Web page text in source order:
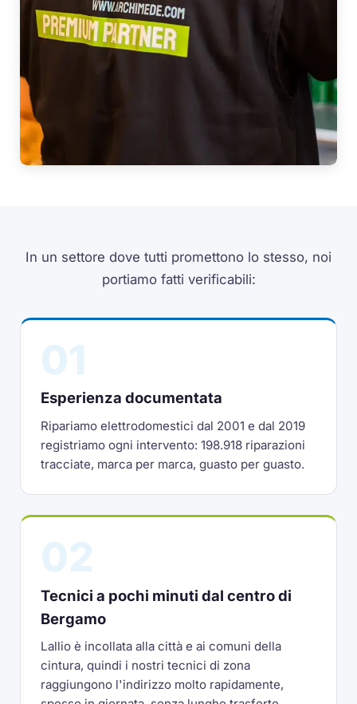
In un settore dove tutti promettono lo stesso, noi
portiamo fatti verificabili:
Esperienza documentata
Ripariamo elettrodomestici dal 2001 e dal 2019
registriamo ogni intervento: 198.918 riparazioni
tracciate, marca per marca, guasto per guasto.
Tecnici a pochi minuti dal centro di
Bergamo
Lallio è incollata alla città e ai comuni della
cintura, quindi i nostri tecnici di zona
raggiungono l'indirizzo molto rapidamente,